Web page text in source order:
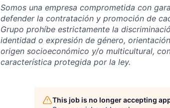
Somos una empresa comprometida con
defender la contratación y promoción de
Grupo prohíbe estrictamente la
identidad o expresión de género,
origen socioeconómico y/o multicultural,
característica protegida por la ley.
This job is no longer accepting